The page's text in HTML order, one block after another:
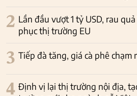
2 Lần đầu vượt 1 tỷ USD, rau
phục thị trường EU
3 Tiếp đà tăng, giá cà phê chạm
4 Định vị lại thị trường nội địa,